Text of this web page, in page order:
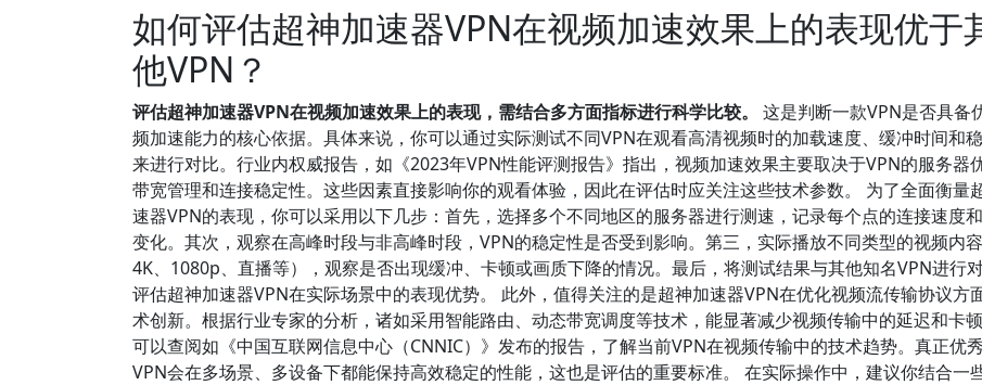
如何评估超神加速器VPN在视频加速效果上的表现优于
他VPN？
评估超神加速器VPN在视频加速效果上的表现，需结合多方面指标进行科学比较。
这是判断一款VPN是否具备
频加速能力的核心依据。具体来说，你可以通过实际测试不同VPN在观看高清视频时的加载速度、缓冲时间和
来进行对比。行业内权威报告，如《2023年VPN性能评测报告》指出，视频加速效果主要取决于VPN的服务器优
带宽管理和连接稳定性。这些因素直接影响你的观看体验，因此在评估时应关注这些技术参数。 为了全面衡量
速器VPN的表现，你可以采用以下几步：首先，选择多个不同地区的服务器进行测速，记录每个点的连接速度
变化。其次，观察在高峰时段与非高峰时段，VPN的稳定性是否受到影响。第三，实际播放不同类型的视频内
4K、1080p、直播等），观察是否出现缓冲、卡顿或画质下降的情况。最后，将测试结果与其他知名VPN进行对
评估超神加速器VPN在实际场景中的表现优势。 此外，值得关注的是超神加速器VPN在优化视频流传输协议方
术创新。根据行业专家的分析，诸如采用智能路由、动态带宽调度等技术，能显著减少视频传输中的延迟和卡
可以查阅如《中国互联网信息中心（CNNIC）》发布的报告，了解当前VPN在视频传输中的技术趋势。真正优
VPN会在多场景、多设备下都能保持高效稳定的性能，这也是评估的重要标准。 在实际操作中，建议你结合一